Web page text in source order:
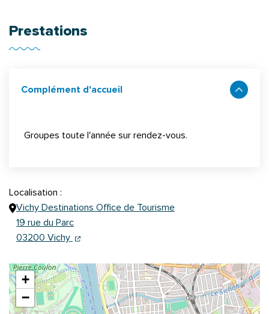
Prestations
Complément d'accueil
Groupes toute l'année sur rendez-vous.
Localisation :
Vichy Destinations Office de Tourisme
19 rue du Parc
03200 Vichy (ouverture dans un nouvel onglet)
(ouverture dans un nouvel onglet)
+
−